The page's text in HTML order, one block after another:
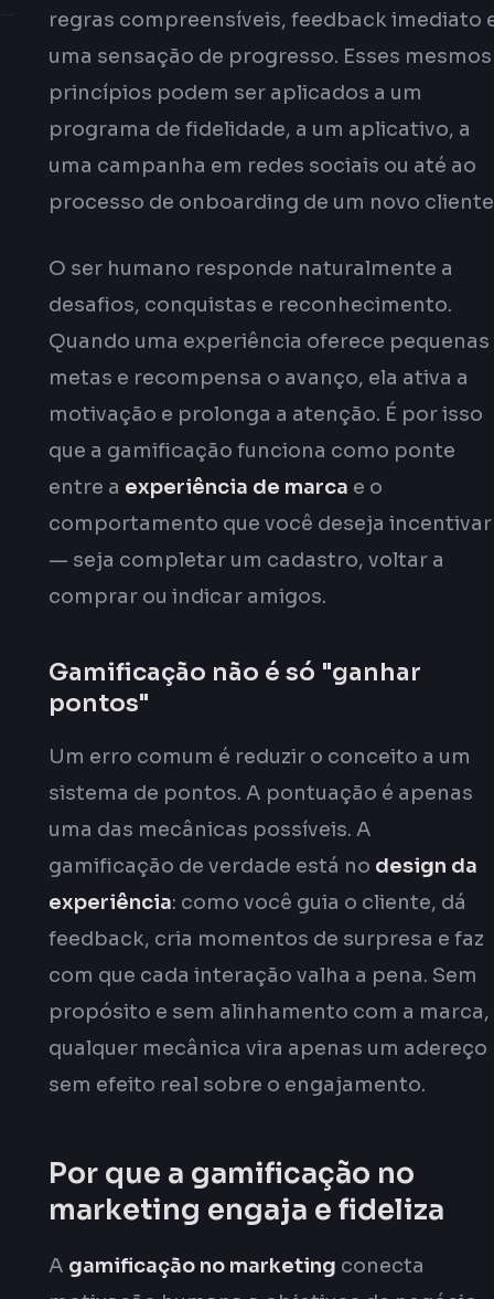
regras compreensíveis, feedback imediato
uma sensação de progresso. Esses mesmos
princípios podem ser aplicados a um
programa de fidelidade, a um aplicativo, a
uma campanha em redes sociais ou até ao
processo de onboarding de um novo
O ser humano responde naturalmente a
desafios, conquistas e reconhecimento.
Quando uma experiência oferece pequenas
metas e recompensa o avanço, ela ativa a
motivação e prolonga a atenção. É por isso
que a gamificação funciona como ponte
entre a experiência de marca e o
comportamento que você deseja incentivar
— seja completar um cadastro, voltar a
comprar ou indicar amigos.
Gamificação não é só "ganhar
pontos"
Um erro comum é reduzir o conceito a um
sistema de pontos. A pontuação é apenas
uma das mecânicas possíveis. A
gamificação de verdade está no design da
experiência: como você guia o cliente, dá
feedback, cria momentos de surpresa e faz
com que cada interação valha a pena. Sem
propósito e sem alinhamento com a marca,
qualquer mecânica vira apenas um adereço
sem efeito real sobre o engajamento.
Por que a gamificação no
marketing engaja e fideliza
A gamificação no marketing conecta